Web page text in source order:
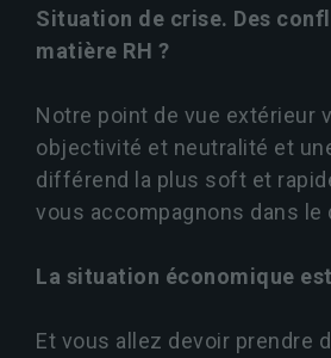
Situation de crise. Des
matière RH ?
Notre point de vue extérieur
objectivité et neutralité et
différend la plus soft et
vous accompagnons dans le
La situation économique
Et vous allez devoir prendre